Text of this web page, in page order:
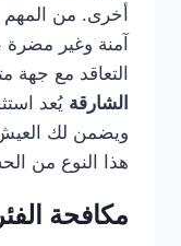
أخرى. من المهم
آمنة وغير مضرة
التعاقد مع
الشارقة يُعد
ويضمن لك
هذا النوع من
مكافحة